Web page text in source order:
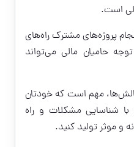
است.
پروژه‌های مشترک راه‌های
حامیان مالی می‌تواند
مهم است که خودتان
با شناسایی مشکلات و راه
و موثر تولید کنید.